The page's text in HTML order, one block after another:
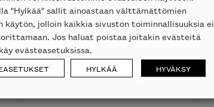
"Hylkää" sallit ainoastaan välttämättömien
käytön, jolloin kaikkia sivuston toiminnallisuuksia ei
Jos haluat poistaa joitakin evästeitä
evästeasetuksissa.
HYLKÄÄ HYVÄKSY